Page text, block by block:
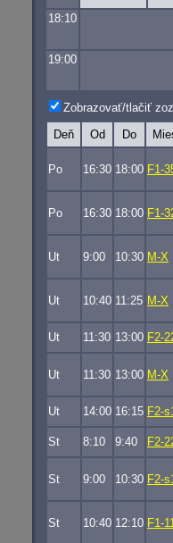
18:10
19:00
Zobrazovať/tlačiť
Deň Od Do
Po 16:30 18:00 F1-
Po 16:30 18:00 F1-
Ut 9:00 10:30 M-X
Ut 10:40 11:25 M-X
Ut 11:30 13:00 F2-
Ut 11:30 13:00 M-X
Ut 14:00 16:15 F2-
St 8:10 9:40 F2-
St 9:00 10:30 F2-
St 10:40 12:10 F1-